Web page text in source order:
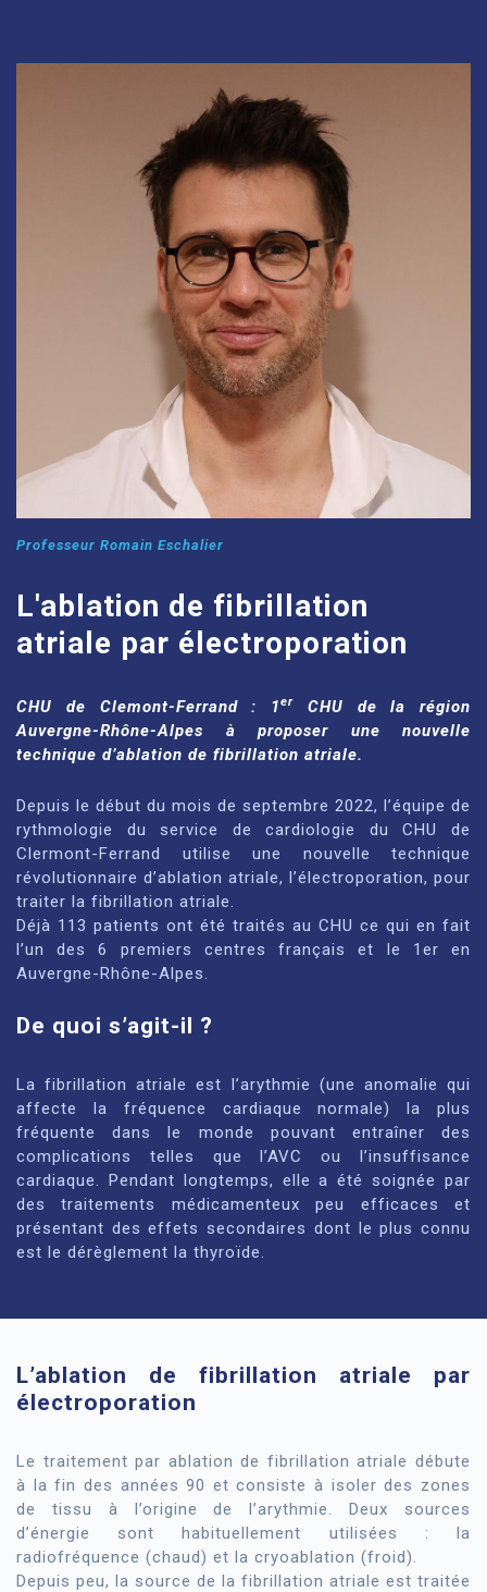
Professeur Romain Eschalier
L'ablation de fibrillation
atriale par électroporation
CHU de Clemont-Ferrand : 1er
CHU de la région
Auvergne-Rhône-Alpes à proposer une nouvelle
technique d’ablation de fibrillation atriale.
Depuis le début du mois de septembre 2022, l’équipe de
rythmologie du service de cardiologie du CHU de
Clermont-Ferrand utilise une nouvelle technique
révolutionnaire d’ablation atriale, l’électroporation, pour
traiter la fibrillation atriale.
Déjà 113 patients ont été traités au CHU ce qui en fait
l’un des 6 premiers centres français et le 1er en
Auvergne-Rhône-Alpes.
De quoi s’agit-il ?
La fibrillation atriale est l’arythmie (une anomalie qui
affecte la fréquence cardiaque normale) la plus
fréquente dans le monde pouvant entraîner des
complications telles que l’AVC ou l’insuffisance
cardiaque. Pendant longtemps, elle a été soignée par
des traitements médicamenteux peu efficaces et
présentant des effets secondaires dont le plus connu
est le dérèglement la thyroïde.
L’ablation de fibrillation atriale par
électroporation
Le traitement par ablation de fibrillation atriale débute
à la fin des années 90 et consiste à isoler des zones
de tissu à l’origine de l’arythmie. Deux sources
d’énergie sont habituellement utilisées : la
radiofréquence (chaud) et la cryoablation (froid).
Depuis peu, la source de la fibrillation atriale est traitée